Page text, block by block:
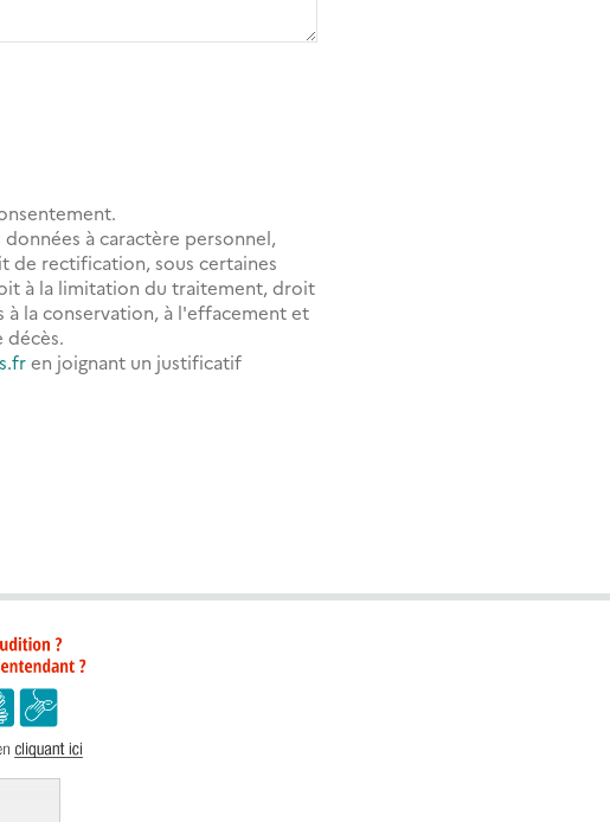
à caractère personnel,
de rectification, sous certaines
à la limitation du traitement, droit
la conservation, à l'effacement et
décès.
en joignant un justificatif